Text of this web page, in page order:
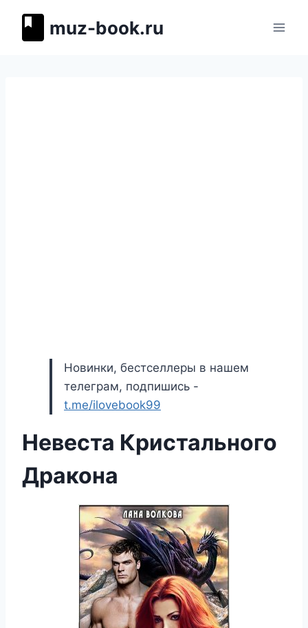
muz-book.ru
Новинки, бестселлеры в нашем
телеграм, подпишись -
t.me/ilovebook99
Невеста Кристального
Дракона